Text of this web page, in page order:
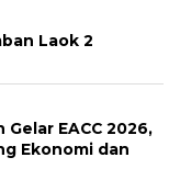
Laok 2
Gelar EACC 2026,
Ekonomi dan